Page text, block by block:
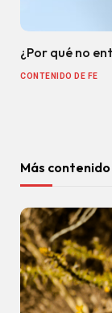
¿Por qué no
CONTENIDO DE FE
Más contenido